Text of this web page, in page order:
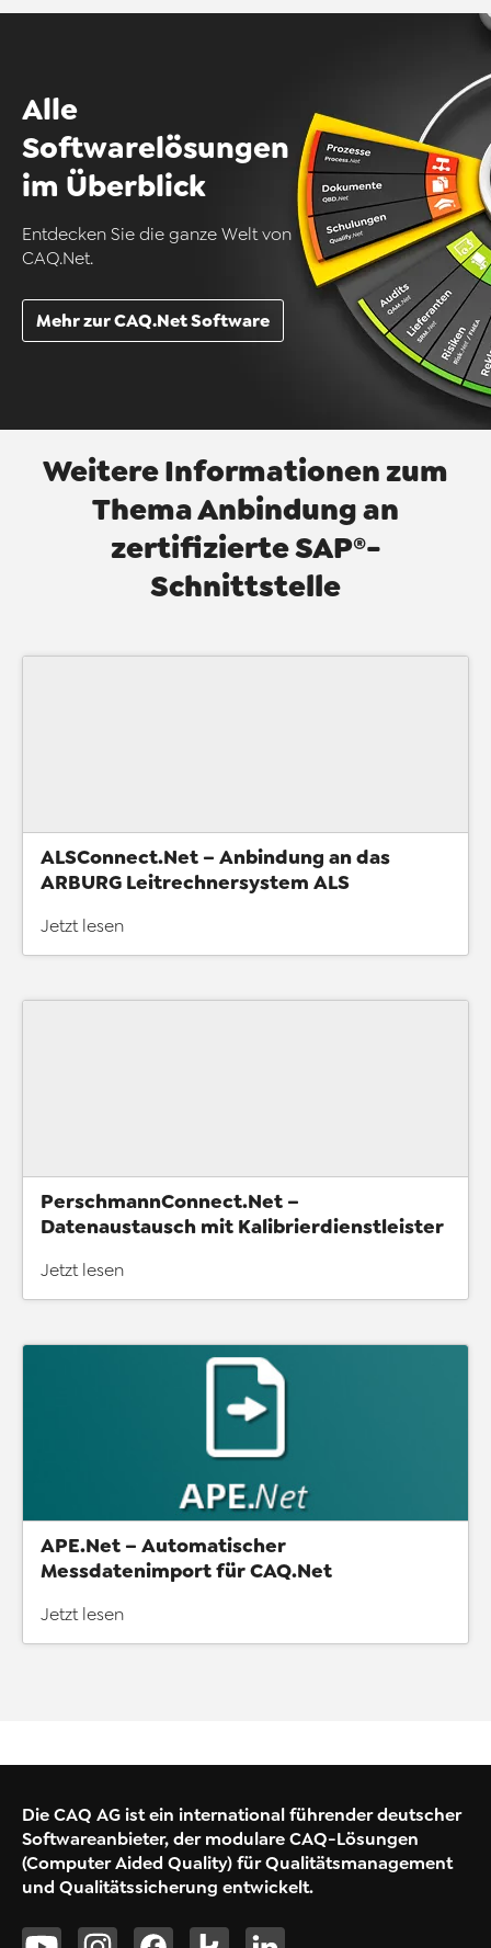
Alle
Softwarelösungen
im Überblick
Entdecken Sie die ganze Welt von
CAQ.Net.
Mehr zur CAQ.Net Software
Weitere Informationen zum
Thema Anbindung an
zertifizierte SAP®-
Schnittstelle
ALSConnect.Net – Anbindung an das
ARBURG Leitrechnersystem ALS
Jetzt lesen
PerschmannConnect.Net –
Datenaustausch mit Kalibrierdienstleister
Jetzt lesen
APE.Net – Automatischer
Messdatenimport für CAQ.Net
Jetzt lesen
Die CAQ AG ist ein international führender deutscher
Softwareanbieter, der modulare CAQ-Lösungen
(Computer Aided Quality) für Qualitätsmanagement
und Qualitätssicherung entwickelt.